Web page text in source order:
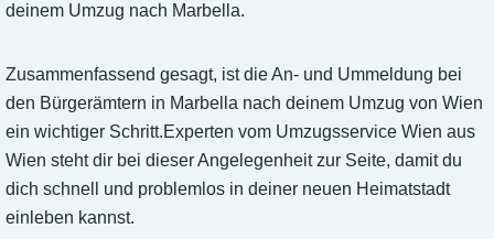
deinem Umzug nach Marbella.
Zusammenfassend gesagt, ist die An- und Ummeldung bei
den Bürgerämtern in Marbella nach deinem Umzug von Wien
ein wichtiger Schritt.Experten vom Umzugsservice Wien aus
Wien steht dir bei dieser Angelegenheit zur Seite, damit du
dich schnell und problemlos in deiner neuen Heimatstadt
einleben kannst.